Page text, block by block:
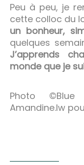
Peu à peu, je
cette colloc du
un bonheur,
quelques
J’apprends
monde que je
Photo
Amandine.lw